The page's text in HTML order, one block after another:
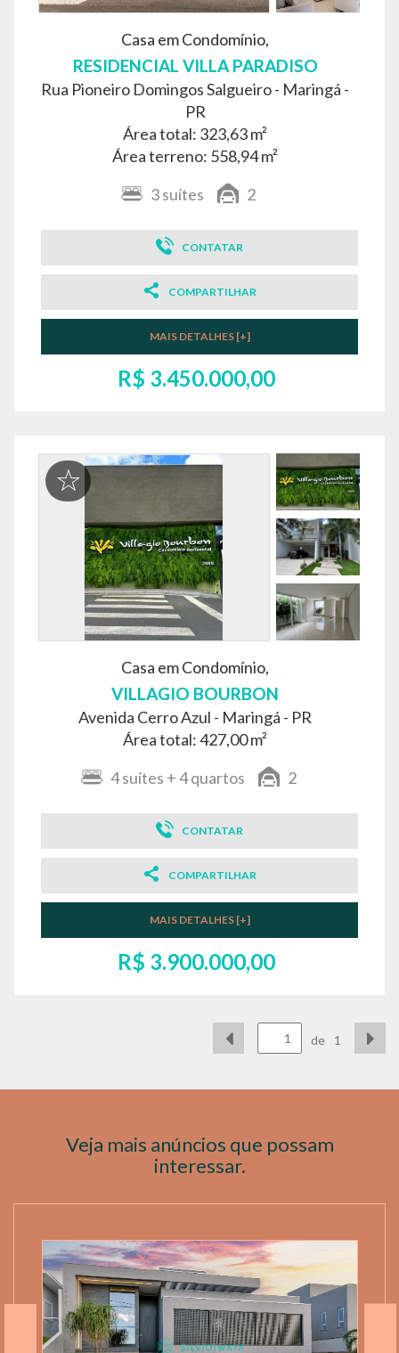
Casa em Condomínio,
RESIDENCIAL VILLA PARADISO
Rua Pioneiro Domingos Salgueiro - Maringá -
PR
Área total: 323,63 m²
Área terreno: 558,94 m²
3suítes 2
CONTATAR
COMPARTILHAR
MAIS DETALHES [+]
R$ 3.450.000,00
Casa em Condomínio,
VILLAGIO BOURBON
Avenida Cerro Azul - Maringá - PR
Área total: 427,00 m²
4suítes + 4quartos 2
CONTATAR
COMPARTILHAR
MAIS DETALHES [+]
R$ 3.900.000,00
de 1
Veja mais anúncios que possam
interessar.